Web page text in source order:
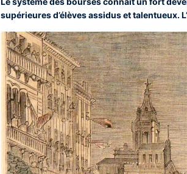
supérieures d’élèves assidus et talentueux.